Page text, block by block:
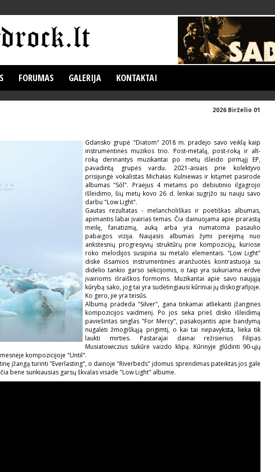
FORUMAS GALERIJA KONTAKTAI
2026 Birželio 01
Gdansko grupė "Diatom" 2018 m. pradėjo savo veiklą kaip
instrumentinės muzikos trio. Post-metalą, post-roką ir alt-
roką derinantys muzikantai po metų išleido pirmąjį EP,
pavadintą grupės vardu. 2021-aisiais prie kolektyvo
prisijungė vokalistas Michałas Kulniewas ir kitąmet pasirodė
albumas "Sól". Praėjus 4 metams po debiutinio ilgagrojo
išleidimo, šių metų kovo 26 d. lenkai sugrįžo su nauju savo
darbu "Low Light".
Gautas rezultatas - melancholiškas ir poetiškas albumas,
apimantis labai įvairias temas. Čia dainuojama apie prarastą
meilę, fanatizmą, auką arba yra numatoma pasaulio
pabaigos vizija. Naujasis albumas žymi perėjimą nuo
ankstesnių progresyvių struktūrų prie kompozicijų, kuriose
roko melodijos susipina su metalo elementais. "Low Light"
diske išsamios instrumentinės aranžuotės kontrastuoja su
didelio tankio garso sekcijomis, o taip yra sukuriama erdvė
įvairioms išraiškos formoms. Muzikantai apie savo naująją
kūrybą sako, jog tai yra sudėtingiausi kūriniai jų diskografijoje.
Ko gero, jie yra teisūs.
Albumą pradeda "Silver", gana tinkamai atliekanti įžanginės
kompozicijos vaidmenį. Po jos seka prieš disko išleidimą
paviešintas singlas "For Mercy", pasakojantis apie bandymą
nugalėti žmogiškąją prigimtį, o kai tai nepavyksta, lieka tik
laukti mirties. Pastarajai dainai režisierius Filipas
Musiatowiczius sukūrė vaizdo klipą. Kūrinyje glūdinti 90-ųjų
kompozicijoje "Until".
įžangą turinti "Everlasting", o dainoje "Riverbeds" įdomus sprendimas pateiktas jos gale
bene sunkiausias garsų škvalas visade "Low Light" albume.